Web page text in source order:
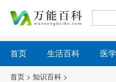
首页 生活百科 医
首页 > 知识百科 >